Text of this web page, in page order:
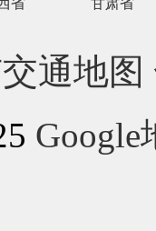
省
甘肃省
通地图
Google